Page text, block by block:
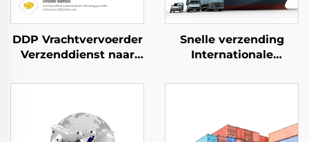
DDP Vrachtvervoerder
Verzenddienst naar
VK Dhl Express Deur-
Snelle verzending
Internationale
deur tot deur
Verenigd Koninkrijk